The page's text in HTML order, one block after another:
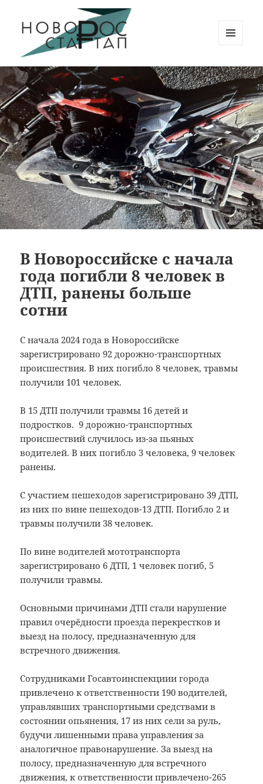
Новорос Стартап
ВИДЖЕТЫ
В Новороссийске с начала
года погибли 8 человек в
ДТП, ранены больше
сотни
С начала 2024 года в Новороссийске
зарегистрировано 92 дорожно-транспортных
происшествия. В них погибло 8 человек, травмы
получили 101 человек.
В 15 ДТП получили травмы 16 детей и
подростков. 9 дорожно-транспортных
происшествий случилось из-за пьяных
водителей. В них погибло 3 человека, 9 человек
ранены.
С участием пешеходов зарегистрировано 39 ДТП,
из них по вине пешеходов-13 ДТП. Погибло 2 и
травмы получили 38 человек.
По вине водителей мототранспорта
зарегистрировано 6 ДТП, 1 человек погиб, 5
получили травмы.
Основными причинами ДТП стали нарушение
правил очерёдности проезда перекрестков и
выезд на полосу, предназначенную для
встречного движения.
Сотрудниками Госавтоинспекциии города
привлечено к ответственности 190 водителей,
управлявших транспортными средствами в
состоянии опьянения, 17 из них сели за руль,
будучи лишенными права управления за
аналогичное правонарушение. За выезд на
полосу, предназначенную для встречного
движения, к ответственности привлечено-265